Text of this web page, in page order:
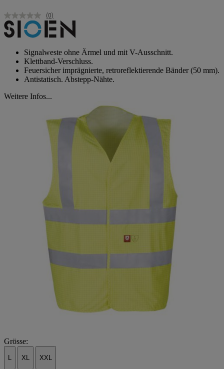
Kein
Beurteilungswert.
Link
derselben
Seite.
(0)
Signalweste ohne Ärmel und mit V-Ausschnitt.
Klettband-Verschluss.
Feuersicher imprägnierte, retroreflektierende Bänder (50 mm).
Antistatisch. Abstepp-Nähte.
Weitere Infos...
Grösse:
L XL XXL